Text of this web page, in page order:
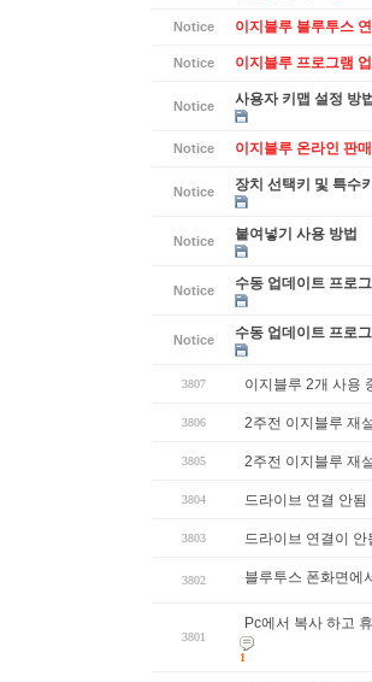
Notice 이지블루 블루투스
Notice 이지블루 프로그램
Notice 사용자 키맵 설정 방
Notice 이지블루 온라인 판
Notice 장치 선택키 및 특수
Notice 붙여넣기 사용 방법
Notice 수동 업데이트 프로
Notice 수동 업데이트 프로
3807 이지블루 2개 사용
3806 2주전 이지블루 재
3805 2주전 이지블루 재
3804 드라이브 연결 안됨
3803 드라이브 연결이 안
3802 블루투스 폰화면에
3801
Pc에서 복사 하고
1